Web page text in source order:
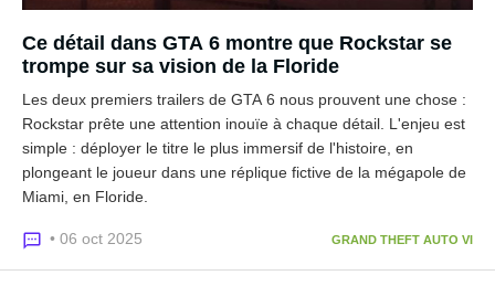
Ce détail dans GTA 6 montre que Rockstar se
trompe sur sa vision de la Floride
Les deux premiers trailers de GTA 6 nous prouvent une chose :
Rockstar prête une attention inouïe à chaque détail. L'enjeu est
simple : déployer le titre le plus immersif de l'histoire, en
plongeant le joueur dans une réplique fictive de la mégapole de
Miami, en Floride.
• 06 oct 2025 GRAND THEFT AUTO VI